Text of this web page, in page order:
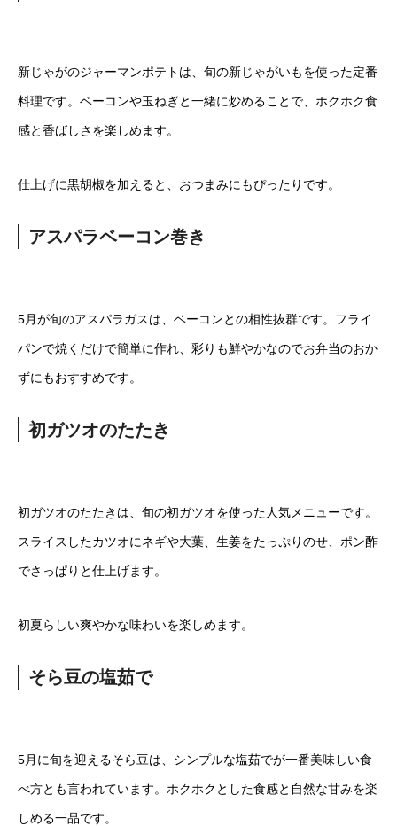
新じゃがのジャーマンポテトは、旬の新じゃがいもを使った定番
料理です。ベーコンや玉ねぎと一緒に炒めることで、ホクホク食
感と香ばしさを楽しめます。
仕上げに黒胡椒を加えると、おつまみにもぴったりです。
アスパラベーコン巻き
5月が旬のアスパラガスは、ベーコンとの相性抜群です。フライ
パンで焼くだけで簡単に作れ、彩りも鮮やかなのでお弁当のおか
ずにもおすすめです。
初ガツオのたたき
初ガツオのたたきは、旬の初ガツオを使った人気メニューです。
スライスしたカツオにネギや大葉、生姜をたっぷりのせ、ポン酢
でさっぱりと仕上げます。
初夏らしい爽やかな味わいを楽しめます。
そら豆の塩茹で
5月に旬を迎えるそら豆は、シンプルな塩茹でが一番美味しい食
べ方とも言われています。ホクホクとした食感と自然な甘みを楽
しめる一品です。